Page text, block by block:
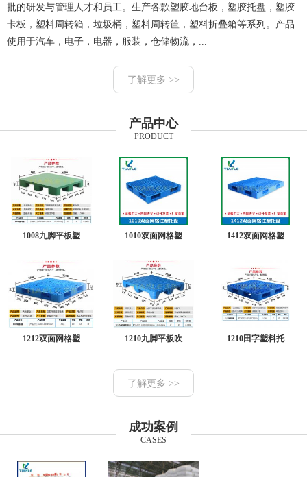
批的研发与管理人才和员工。生产各款塑胶地台板，塑胶托盘，塑胶
卡板，塑料周转箱，垃圾桶，塑料周转筐，塑料折叠箱等系列。产品
使用于汽车，电子，电器，服装，仓储物流，...
了解更多 >>
产品中心
PRODUCT
1008九脚平板塑 1010双面网格塑 1412双面网格塑
1212双面网格塑 1210九脚平板吹 1210田字塑料托
了解更多 >>
成功案例
CASES